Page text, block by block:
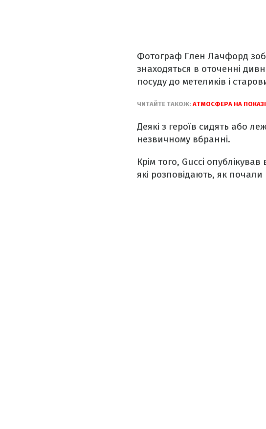
Фотограф Глен Лачфорд
знаходяться в оточенні
посуду до метеликів і
ЧИТАЙТЕ ТАКОЖ: АТМОСФЕРА НА ПОКАЗІ
Деякі з героїв сидять або
незвичному вбранні.
Крім того, Gucci опублікував
які розповідають, як